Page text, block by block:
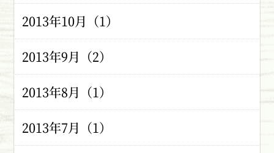
2013年10月（1）
2013年9月（2）
2013年8月（1）
2013年7月（1）